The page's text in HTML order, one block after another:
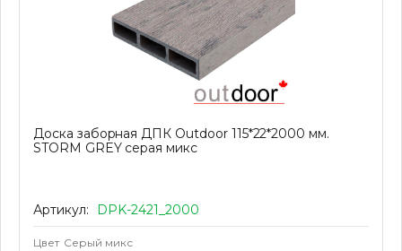
Доска заборная ДПК Outdoor 115*22*2000 мм.
STORM GREY серая микс
Артикул: DPK-2421_2000
Цвет Серый микс